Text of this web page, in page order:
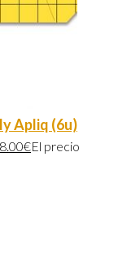
Apliq (6u)
€El precio